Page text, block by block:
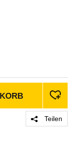
Teilen